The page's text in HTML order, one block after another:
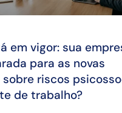
em vigor: sua
para as novas
sobre riscos
de trabalho?